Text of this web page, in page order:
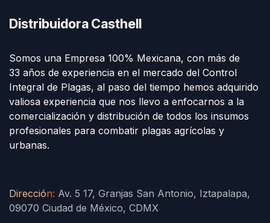
Distribuidora Casthell
Somos una Empresa 100% Mexicana, con más de
33 años de experiencia en el mercado del Control
Integral de Plagas, al paso del tiempo hemos adquirido
valiosa experiencia que nos llevo a enfocarnos a la
comercialización y distribución de todos los insumos
profesionales para combatir plagas agrícolas y
urbanas.
Dirección: Av. 5 17, Granjas San Antonio, Iztapalapa,
09070 Ciudad de México, CDMX